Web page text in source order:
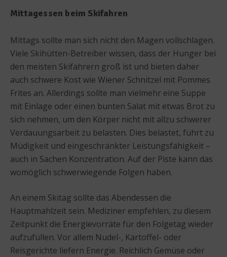
Mittagessen beim Skifahren
Mittags sollte man sich nicht den Magen vollschlagen.
Viele Skihütten-Betreiber wissen, dass der Hunger bei
den meisten Skifahrern groß ist und bieten daher
auch schwere Kost wie Wiener Schnitzel mit Pommes
Frites an. Allerdings sollte man vielmehr eine Suppe
mit Einlage oder einen bunten Salat mit etwas Brot zu
sich nehmen, um den Körper nicht mit allzu schwerer
Verdauungsarbeit zu belasten. Dies belastet, führt zu
Müdigkeit und eingeschränkter Leistungsfähigkeit –
auch in Sachen Konzentration. Auf der Piste kann das
womöglich schwerwiegende Folgen haben.
An einem Skitag sollte das Abendessen die
Hauptmahlzeit sein. Mediziner empfehlen, zu diesem
Zeitpunkt die Energievorräte für den Folgetag wieder
aufzufüllen. Vor allem Nudel-, Kartoffel- oder
Reisgerichte liefern Energie. Reichlich Gemüse oder